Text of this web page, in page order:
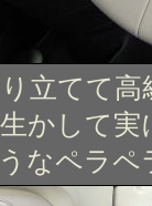
立てて
かして
なペラ